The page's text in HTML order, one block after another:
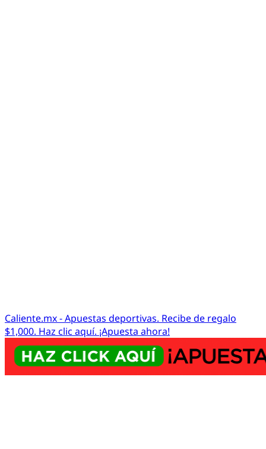
Caliente.mx - Apuestas deportivas. Recibe de regalo
$1,000. Haz clic aquí. ¡Apuesta ahora!